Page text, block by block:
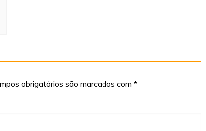
obrigatórios são marcados com *